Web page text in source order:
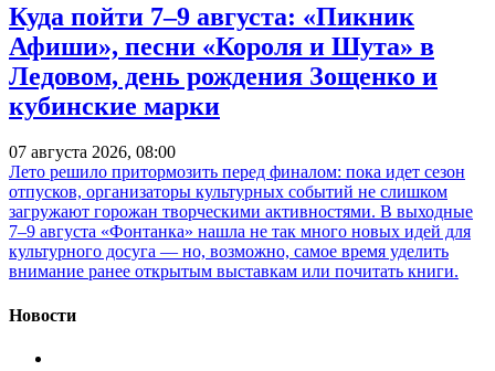
Куда пойти 7–9 августа: «Пикник
Афиши», песни «Короля и Шута» в
Ледовом, день рождения Зощенко и
кубинские марки
07 августа 2026, 08:00
Лето решило притормозить перед финалом: пока идет сезон
отпусков, организаторы культурных событий не слишком
загружают горожан творческими активностями. В выходные
7–9 августа «Фонтанка» нашла не так много новых идей для
культурного досуга — но, возможно, самое время уделить
внимание ранее открытым выставкам или почитать книги.
Новости